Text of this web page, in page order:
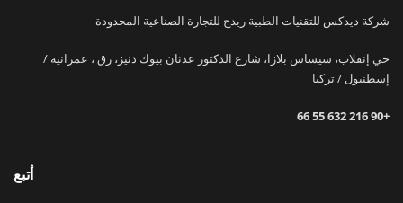
شركة ديدكس للتقنيات الطبية ريدج للتجارة الصناعية المحدودة
حي إنقلاب، سيساس بلازا، شارع الدكتور عدنان بيوك دنيز، رق ، عمرانية /
إسطنبول / تركيا
+90 216 632 55 66
أتبع